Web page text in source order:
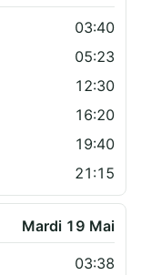
03:40
05:23
12:30
16:20
19:40
21:15
Mardi 19 Mai
03:38